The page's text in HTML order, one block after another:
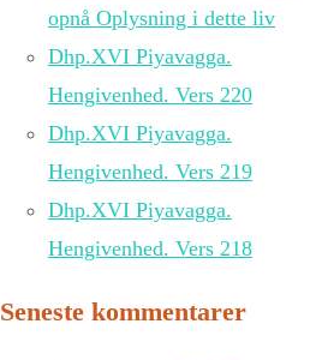
opnå Oplysning i dette liv
Dhp.XVI Piyavagga.
Hengivenhed. Vers 220
Dhp.XVI Piyavagga.
Hengivenhed. Vers 219
Dhp.XVI Piyavagga.
Hengivenhed. Vers 218
Seneste kommentarer